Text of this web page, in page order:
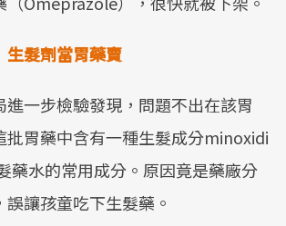
髮劑當胃藥賣
進一步檢驗發現，問題不出在該胃
批胃藥中含有一種生髮成分minoxidi
藥水的常用成分。原因竟是藥廠分
讓孩童吃下生髮藥。